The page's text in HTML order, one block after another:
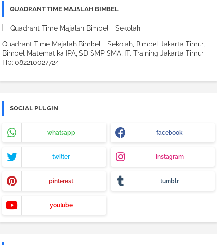
QUADRANT TIME MAJALAH BIMBEL
Quadrant Time Majalah Bimbel - Sekolah, Bimbel Jakarta Timur,
Bimbel Matematika IPA, SD SMP SMA, IT. Training Jakarta Timur
Hp: 082210027724
SOCIAL PLUGIN
whatsapp facebook
twitter instagram
pinterest tumblr
youtube